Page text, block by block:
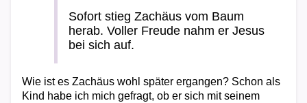
Sofort stieg Zachäus vom Baum
herab. Voller Freude nahm er Jesus
bei sich auf.
Wie ist es Zachäus wohl später ergangen? Schon als
Kind habe ich mich gefragt, ob er sich mit seinem